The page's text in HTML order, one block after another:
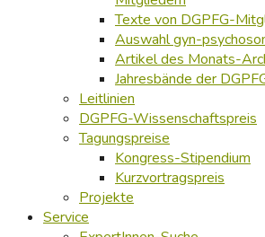
Texte von DGPFG-
Auswahl gyn-
Artikel des Monats-
Jahresbände der
Leitlinien
DGPFG-Wissenschaftspreis
Tagungspreise
Kongress-Stipendium
Kurzvortragspreis
Projekte
Service